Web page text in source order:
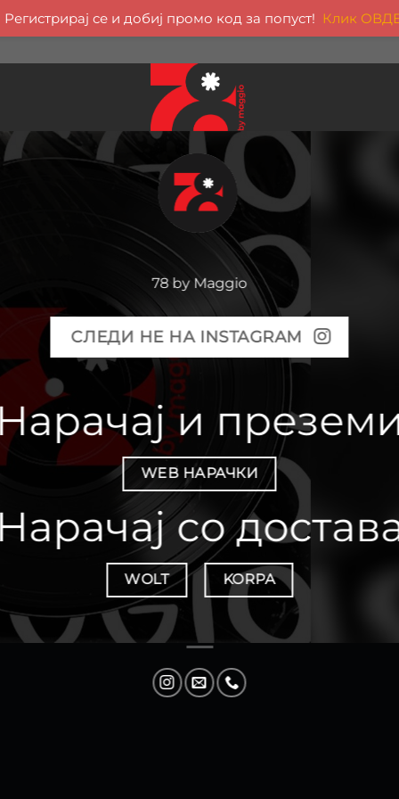
78 by Maggio
СЛЕДИ НЕ НА INSTAGRAM
Нарачај и
WEB НАРАЧКИ
Нарачај со
WOLT KORPA
Регистрирај се и добиј промо код за попуст! Клик